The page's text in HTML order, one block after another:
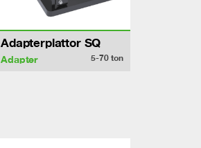
Adapterplattor SQ
Adapter 5-70 ton